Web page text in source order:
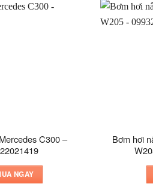
C300 –
NGAY
Bơm hơi